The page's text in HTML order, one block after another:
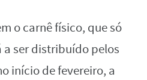
o carnê físico, que só
a ser distribuído pelos
início de fevereiro, a